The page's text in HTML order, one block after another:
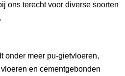
ons terecht voor diverse soorten
onder meer pu-gietvloeren,
en cementgebonden